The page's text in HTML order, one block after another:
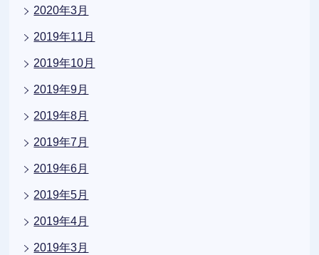
2020年3月
2019年11月
2019年10月
2019年9月
2019年8月
2019年7月
2019年6月
2019年5月
2019年4月
2019年3月